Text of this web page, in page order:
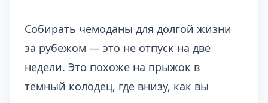
Собирать чемоданы для долгой жизни
за рубежом — это не отпуск на две
недели. Это похоже на прыжок в
тёмный колодец, где внизу, как вы